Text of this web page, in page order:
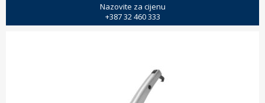
Nazovite za cijenu
+387 32 460 333